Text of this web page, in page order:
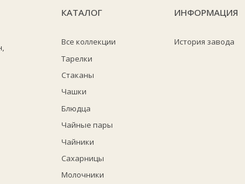
КАТАЛОГ
Все коллекции
Тарелки
Стаканы
Чашки
Блюдца
Чайные пары
Чайники
Сахарницы
Молочники
ИНФОРМАЦИЯ
История завода